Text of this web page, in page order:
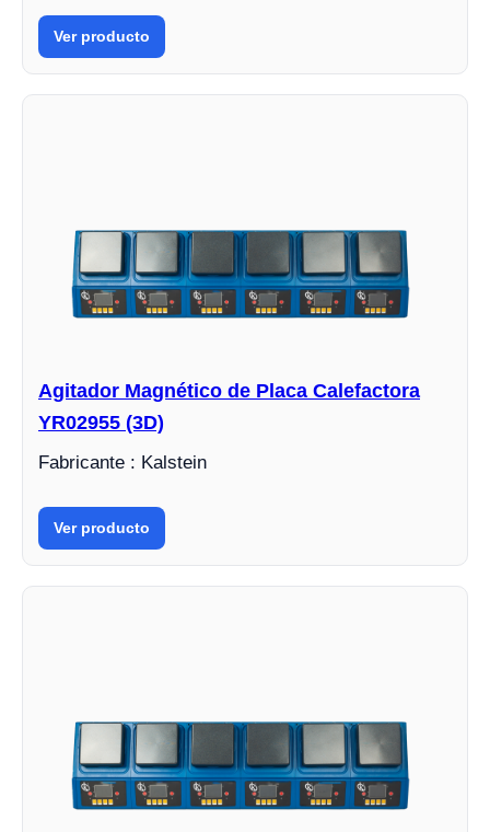
Ver producto
Agitador Magnético de Placa Calefactora
YR02955 (3D)
Fabricante : Kalstein
Ver producto